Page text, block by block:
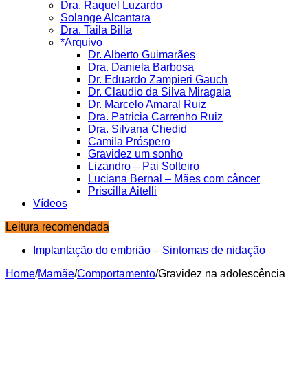
Dra. Raquel Luzardo
Solange Alcantara
Dra. Taila Billa
*Arquivo
Dr. Alberto Guimarães
Dra. Daniela Barbosa
Dr. Eduardo Zampieri Gauch
Dr. Claudio da Silva Miragaia
Dr. Marcelo Amaral Ruiz
Dra. Patricia Carrenho Ruiz
Dra. Silvana Chedid
Camila Próspero
Gravidez um sonho
Lizandro – Pai Solteiro
Luciana Bernal – Mães com câncer
Priscilla Aitelli
Vídeos
Leitura recomendada
Implantação do embrião – Sintomas de nidação
Mala da maternidade – itens, documentos, dicas e
Home/Mamãe/Comportamento/Gravidez na adolescência